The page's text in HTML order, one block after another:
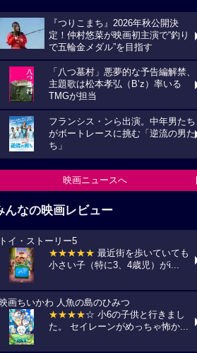
『つりこまち』2026年秋公開決
定！仲村悠菜が映画初主演で“釣り
で五輪金メダル”を目指す
「八つ墓村」悪夢的な予告編解禁、
主題歌は松本孝弘（B’z）率いる
TMGが担当
フランシス・ンら出演。中年男たち
がボートレースに挑む「逆流の男た
ち」
映画ニュースへ
んなの映画レビュー
トイ・ストーリー5
★★★★★ 最近街を歩いていても
小さい子（特に3、4歳児）がi...
画ちいかわ 人魚の島のひみつ
★★★★☆ 小6の子供と行きまし
た。 セイレーンがめっちゃ怖か...